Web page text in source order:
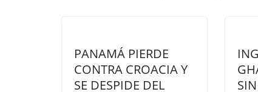
PANAMÁ PIERDE
CONTRA CROACIA Y
SE DESPIDE DEL